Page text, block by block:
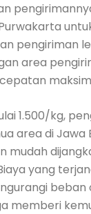
pengiriman
area
1.500/kg,
area di Jawa
mudah
yang
beban
memberi